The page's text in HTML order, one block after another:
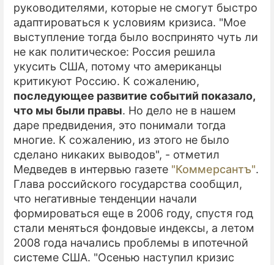
ПРЕСС-РЕЛИЗЫ
О ПРОЕКТЕ
руководителями, которые не смогут быстро
адаптироваться к условиям кризиса. "Мое
выступление тогда было воспринято чуть ли
не как политическое: Россия решила
укусить США, потому что американцы
критикуют Россию. К сожалению,
последующее развитие событий показало,
что мы были правы. Но дело не в нашем
даре предвидения, это понимали тогда
многие. К сожалению, из этого не было
сделано никаких выводов", - отметил
Медведев в интервью газете "Коммерсантъ".
Глава российского государства сообщил,
что негативные тенденции начали
формироваться еще в 2006 году, спустя год
стали меняться фондовые индексы, а летом
2008 года начались проблемы в ипотечной
системе США. "Осенью наступил кризис